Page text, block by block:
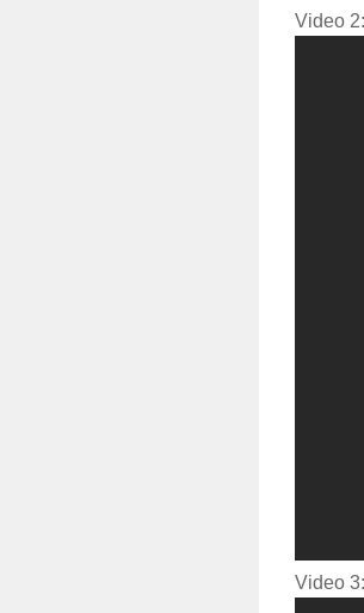
Video 2:
Video 3: